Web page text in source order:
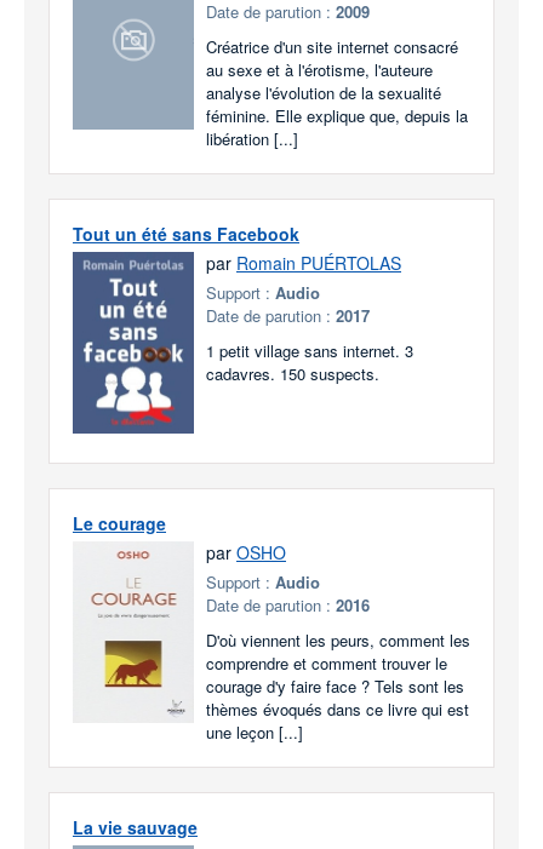
Date de parution : 2009
Créatrice d'un site internet consacré
au sexe et à l'érotisme, l'auteure
analyse l'évolution de la sexualité
féminine. Elle explique que, depuis la
libération [...]
Tout un été sans Facebook
par Romain PUÉRTOLAS
Support : Audio
Date de parution : 2017
1 petit village sans internet. 3
cadavres. 150 suspects.
Le courage
par OSHO
Support : Audio
Date de parution : 2016
D'où viennent les peurs, comment les
comprendre et comment trouver le
courage d'y faire face ? Tels sont les
thèmes évoqués dans ce livre qui est
une leçon [...]
La vie sauvage